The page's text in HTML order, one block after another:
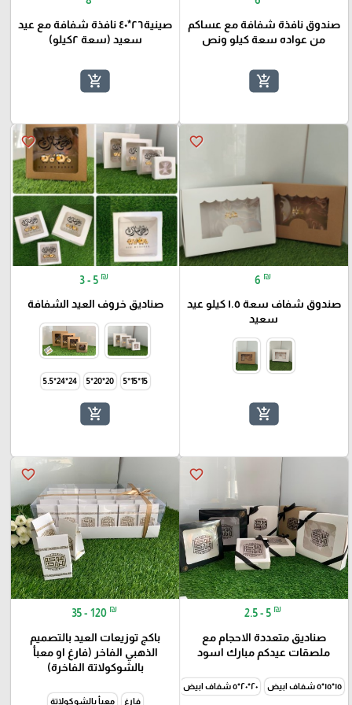
صندوق نافذة شفافة مع عساكم
من عواده سعة كيلو ونص
add_shopping_cart
صينية٢٦*٤٠ نافذة شفافة مع عيد
سعيد (سعة ٢كيلو)
add_shopping_cart
favorite_border
6 ₪
صندوق شفاف سعة ١.٥ كيلو عيد
سعيد
add_shopping_cart
favorite_border
3 - 5 ₪
صناديق خروف العيد الشفافة
15*15*5
20*20*5
24*24*5.5
add_shopping_cart
favorite_border
2.5 - 5 ₪
صناديق متعددة الاحجام مع
ملصقات عيدكم مبارك اسود
١٥*١٥*٥ شفاف ابيض ٢٠*٢٠*٥ شفاف ابيض
favorite_border
35 - 120 ₪
باكج توزيعات العيد بالتصميم
الذهبي الفاخر (فارغ او معبأ
بالشوكولاتة الفاخرة)
فارغ معبأ بالشوكولاتة